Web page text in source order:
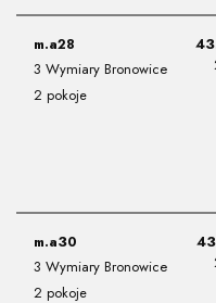
m.a28
3 Wymiary Bronowice
2 pokoje
m.a30
3 Wymiary Bronowice
2 pokoje